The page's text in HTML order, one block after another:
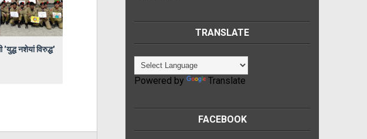
नशेयां विरुद्ध'
TRANSLATE
Powered by Translate
FACEBOOK